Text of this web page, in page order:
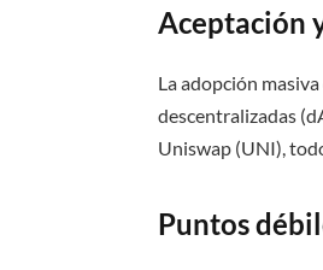
Aceptación
La adopción
descentralizadas
Uniswap (UNI),
Puntos